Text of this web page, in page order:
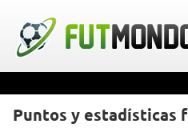
Puntos y estadísticas